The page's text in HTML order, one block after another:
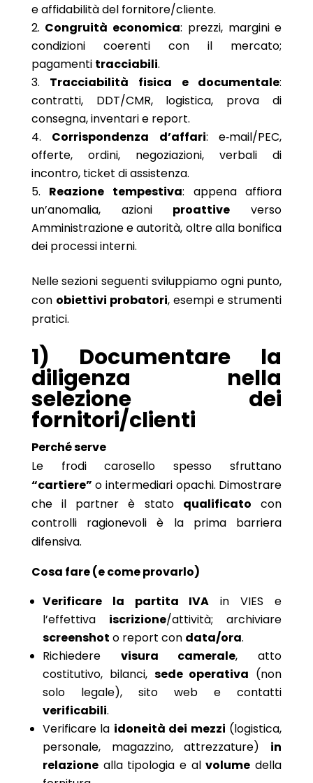
e affidabilità del fornitore/cliente.
Congruità economica: prezzi, margini e
condizioni coerenti con il mercato;
pagamenti tracciabili.
Tracciabilità fisica e documentale:
contratti, DDT/CMR, logistica, prova di
consegna, inventari e report.
Corrispondenza d’affari: e‑mail/PEC,
offerte, ordini, negoziazioni, verbali di
incontro, ticket di assistenza.
Reazione tempestiva: appena affiora
un’anomalia, azioni proattive verso
Amministrazione e autorità, oltre alla bonifica
dei processi interni.
Nelle sezioni seguenti sviluppiamo ogni punto,
con obiettivi probatori, esempi e strumenti
pratici.
1) Documentare la
diligenza nella
selezione dei
fornitori/clienti
Perché serve
Le frodi carosello spesso sfruttano
“cartiere” o intermediari opachi. Dimostrare
che il partner è stato qualificato con
controlli ragionevoli è la prima barriera
difensiva.
Cosa fare (e come provarlo)
Verificare la partita IVA in VIES e
l’effettiva iscrizione/attività; archiviare
screenshot o report con data/ora.
Richiedere visura camerale, atto
costitutivo, bilanci, sede operativa (non
solo legale), sito web e contatti
verificabili.
Verificare la idoneità dei mezzi (logistica,
personale, magazzino, attrezzature) in
relazionealla tipologia e alvolume della